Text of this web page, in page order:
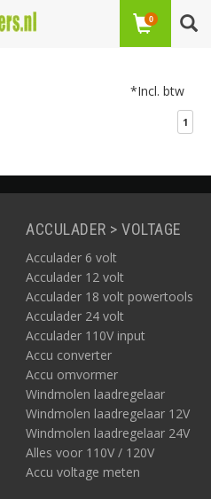
0
*Incl. btw
1
ACCULADER > VOLTAGE
Acculader 6 volt
Acculader 12 volt
Acculader 18 volt powertools
Acculader 24 volt
Acculader 110V input
Accu converter
Accu omvormer
Windmolen laadregelaar
Windmolen laadregelaar 12V
Windmolen laadregelaar 24V
Alles voor 110V / 120V
Accu voltage meten